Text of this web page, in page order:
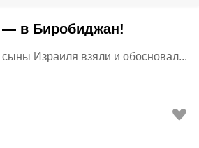
— в Биробиджан!
сыны Израиля взяли и обосновал...